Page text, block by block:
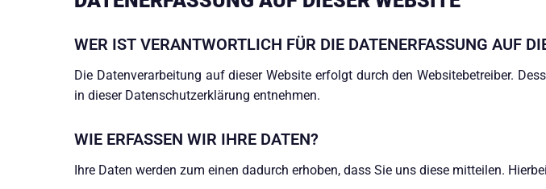
WER IST VERANTWORTLICH FÜR DIE DATENERFASSUNG AUF
Die Datenverarbeitung auf dieser Website erfolgt durch den Websitebetreiber.
in dieser Datenschutzerklärung entnehmen.
WIE ERFASSEN WIR IHRE DATEN?
Ihre Daten werden zum einen dadurch erhoben, dass Sie uns diese mitteilen.